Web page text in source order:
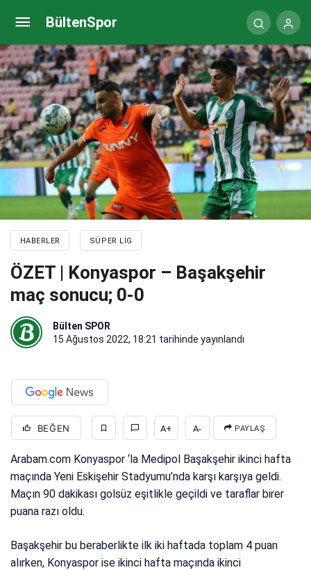
BültenSpor
HABERLER SÜPER LIG
ÖZET | Konyaspor – Başakşehir
maç sonucu; 0-0
Bülten SPOR
15 Ağustos 2022, 18:21 tarihinde yayınlandı
BEĞEN A+ A- PAYLAŞ
Arabam.com Konyaspor ‘la Medipol Başakşehir ikinci hafta
maçında Yeni Eskişehir Stadyumu’nda karşı karşıya geldi.
Maçın 90 dakikası golsüz eşitlikle geçildi ve taraflar birer
puana razı oldu.
Başakşehir bu beraberlikte ilk iki haftada toplam 4 puan
alırken, Konyaspor ise ikinci hafta maçında ikinci
Kasımpaşa – Fenerbahçe maçı hangi kanalda, saat
kaçta? (11’ler belli oldu)